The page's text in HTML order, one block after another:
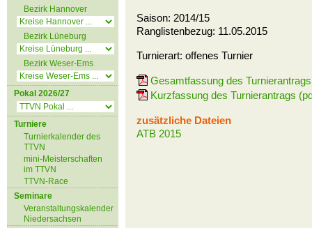
Bezirk Hannover
Bezirk Lüneburg
Bezirk Weser-Ems
Pokal 2026/27
Turniere
Turnierkalender des
TTVN
mini-Meisterschaften
im TTVN
TTVN-Race
Seminare
Veranstaltungskalender
Niedersachsen
Saison: 2014/15
Ranglistenbezug: 11.05.2015
Turnierart: offenes Turnier
Gesamtfassung des
Kurzfassung des Turnierantrags
zusätzliche Dateien
ATB 2015